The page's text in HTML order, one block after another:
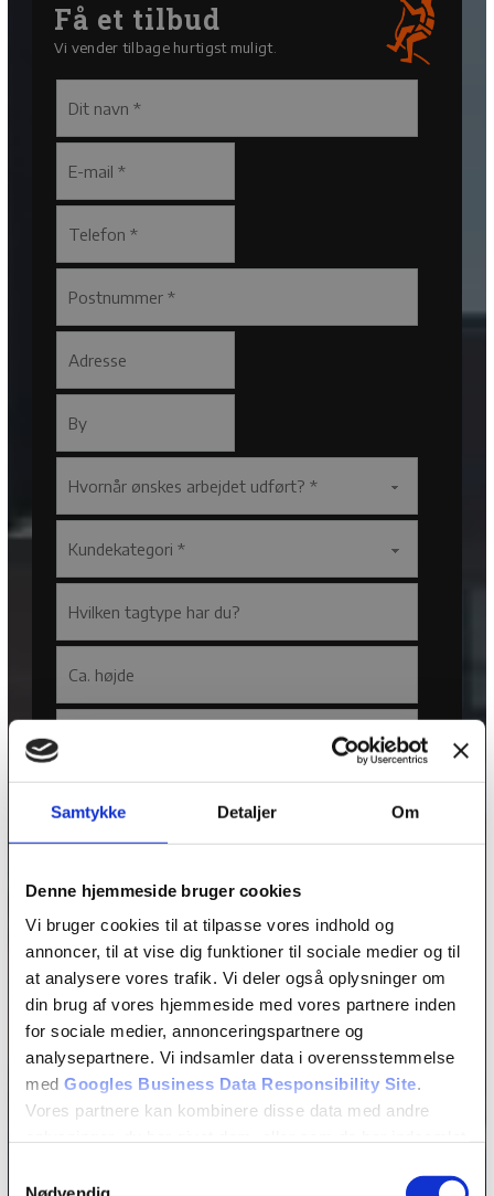
Samtykke Detaljer Om
Denne hjemmeside bruger cookies
Vi bruger cookies til at tilpasse vores indhold og
annoncer, til at vise dig funktioner til sociale medier og til
at analysere vores trafik. Vi deler også oplysninger om
din brug af vores hjemmeside med vores partnere inden
for sociale medier, annonceringspartnere og
analysepartnere. Vi indsamler data i overensstemmelse
med Googles Business Data Responsibility Site.
Vores partnere kan kombinere disse data med andre
Få et tilbud
Vi vender tilbage hurtigst muligt.
Fjern